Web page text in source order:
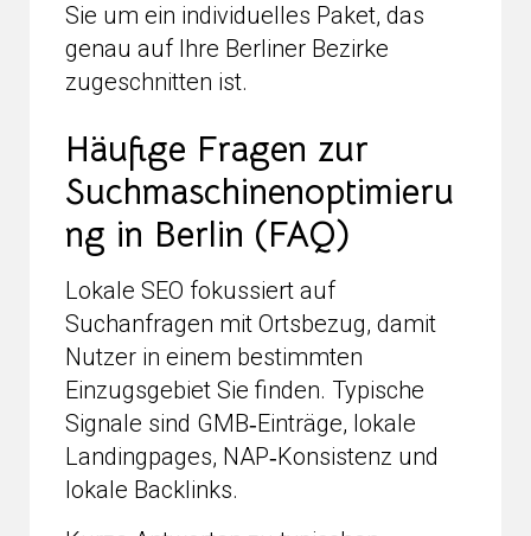
Sie um ein individuelles Paket, das
genau auf Ihre Berliner Bezirke
zugeschnitten ist.
Häufige Fragen zur
Suchmaschinenoptimieru
ng in Berlin (FAQ)
Lokale SEO fokussiert auf
Suchanfragen mit Ortsbezug, damit
Nutzer in einem bestimmten
Einzugsgebiet Sie finden. Typische
Signale sind GMB‑Einträge, lokale
Landingpages, NAP‑Konsistenz und
lokale Backlinks.